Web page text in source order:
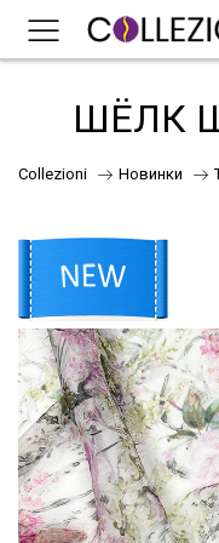
НОВИНКИ
ШЁЛК
Collezioni Новинки